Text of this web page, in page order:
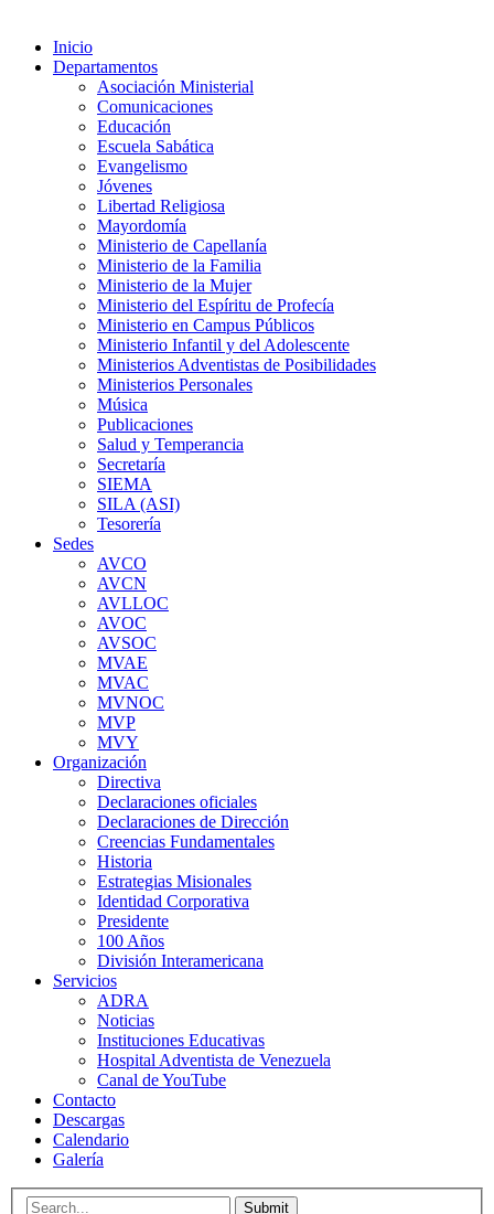
Inicio
Departamentos
Asociación Ministerial
Comunicaciones
Educación
Escuela Sabática
Evangelismo
Jóvenes
Libertad Religiosa
Mayordomía
Ministerio de Capellanía
Ministerio de la Familia
Ministerio de la Mujer
Ministerio del Espíritu de Profecía
Ministerio en Campus Públicos
Ministerio Infantil y del Adolescente
Ministerios Adventistas de Posibilidades
Ministerios Personales
Música
Publicaciones
Salud y Temperancia
Secretaría
SIEMA
SILA (ASI)
Tesorería
Sedes
AVCO
AVCN
AVLLOC
AVOC
AVSOC
MVAE
MVAC
MVNOC
MVP
MVY
Organización
Directiva
Declaraciones oficiales
Declaraciones de Dirección
Creencias Fundamentales
Historia
Estrategias Misionales
Identidad Corporativa
Presidente
100 Años
División Interamericana
Servicios
ADRA
Noticias
Instituciones Educativas
Hospital Adventista de Venezuela
Canal de YouTube
Contacto
Descargas
Calendario
Galería
Submit